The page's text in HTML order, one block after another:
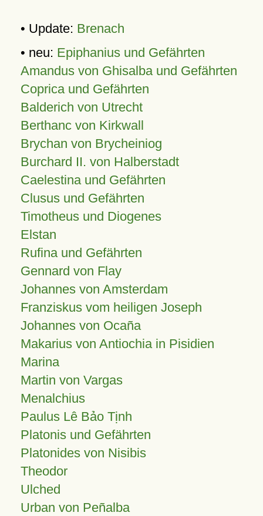
• Update: Brenach
• neu: Epiphanius und Gefährten
Amandus von Ghisalba und Gefährten
Coprica und Gefährten
Balderich von Utrecht
Berthanc von Kirkwall
Brychan von Brycheiniog
Burchard II. von Halberstadt
Caelestina und Gefährten
Clusus und Gefährten
Timotheus und Diogenes
Elstan
Rufina und Gefährten
Gennard von Flay
Johannes von Amsterdam
Franziskus vom heiligen Joseph
Johannes von Ocaña
Makarius von Antiochia in Pisidien
Marina
Martin von Vargas
Menalchius
Paulus Lê Bảo Tịnh
Platonis und Gefährten
Platonides von Nisibis
Theodor
Ulched
Urban von Peñalba